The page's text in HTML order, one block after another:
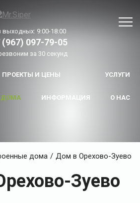
выходных: 9:00-18:00
(967) 097-79-05
за 30 секунд
ПРОЕКТЫ И ЦЕНЫ УСЛУГИ
ДОМА ИНФОРМАЦИЯ О НАС
дома / Дом в Орехово-Зуево
Зуево